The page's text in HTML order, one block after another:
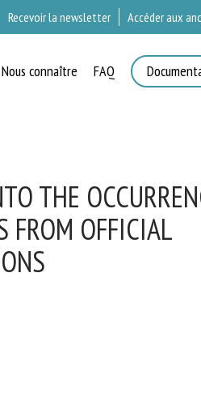
Recevoir la newsletter Accéder aux
Nous connaître FAQ
THE
OFFICIAL